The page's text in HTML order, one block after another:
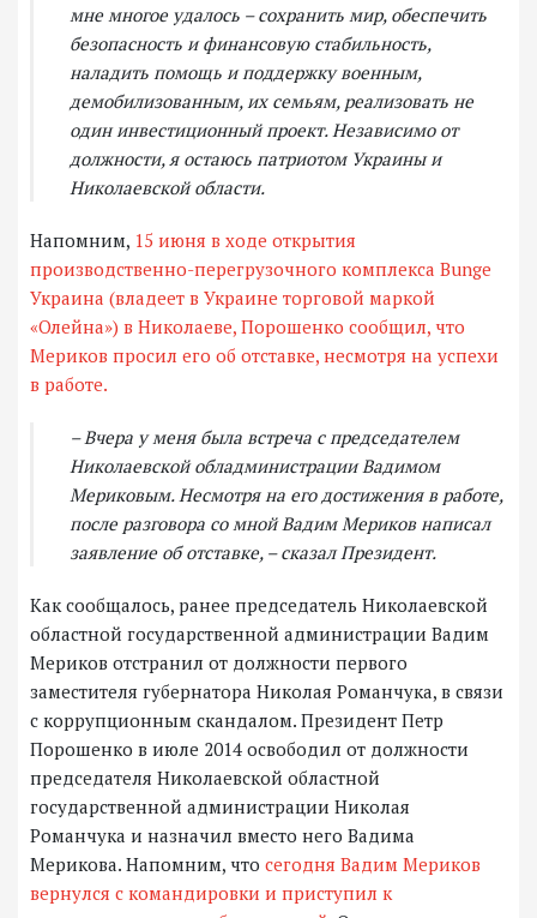
мне многое удалось – сохранить мир, обеспечить
безопасность и финансовую стабильность,
наладить помощь и поддержку военным,
демобилизованным, их семьям, реализовать не
один инвестиционный проект. Независимо от
должности, я остаюсь патриотом Украины и
Николаевской области.
Напомним, 15 июня в ходе открытия
производственно-перегрузочного комплекса Bunge
Украина (владеет в Украине торговой маркой
«Олейна») в Николаеве, Порошенко сообщил, что
Мериков просил его об отставке, несмотря на успехи
в работе.
– Вчера у меня была встреча с председателем
Николаевской обладминистрации Вадимом
Мериковым. Несмотря на его достижения в работе,
после разговора со мной Вадим Мериков написал
заявление об отставке, – сказал Президент.
Как сообщалось, ранее председатель Николаевской
областной государственной администрации Вадим
Мериков отстранил от должности первого
заместителя губернатора Николая Романчука, в связи
с коррупционным скандалом. Президент Петр
Порошенко в июле 2014 освободил от должности
председателя Николаевской областной
государственной администрации Николая
Романчука и назначил вместо него Вадима
Мерикова. Напомним, что сегодня Вадим Мериков
вернулся с командировки и приступил к